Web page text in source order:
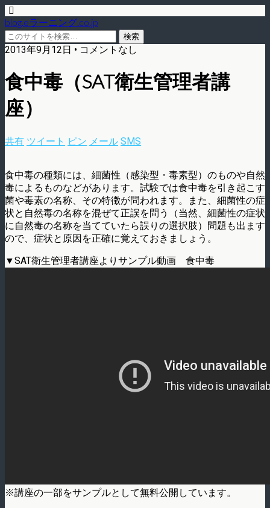
blog.eラーニング.co.jp
2013年9月12日 • コメントなし
食中毒（SAT衛生管理者講
座）
共有 ツイート ピン メール SMS
食中毒の種類には、細菌性（感染型・毒素型）のものや自然
毒によるものなどがあります。試験では食中毒を引き起こす
菌や毒素の名称、その特徴が問われます。また、細菌性の症
状と自然毒の名称を混ぜて正誤を問う（当然、細菌性の症状
に自然毒の名称を当てていたら誤りの選択肢）問題も出ます
ので、症状と原因を正確に覚えておきましょう。
▼SAT衛生管理者講座よりサンプル動画 食中毒
※講座の一部をサンプルとして無料公開しています。